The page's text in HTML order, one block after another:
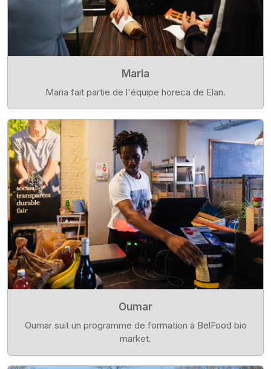
Maria
Maria fait partie de l'équipe horeca de Elan.
Oumar
Oumar suit un programme de formation à BelFood bio
market.